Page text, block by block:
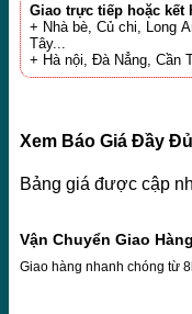
Giao trực tiếp hoặc kết
+ Nhà bè, Củ chi, Long
Tây...
+ Hà nội, Đà Nẳng, Cần
Xem Báo Giá Đầy Đủ
Bảng giá được cập
Vận Chuyển Giao Hàng
Giao hàng nhanh chóng từ